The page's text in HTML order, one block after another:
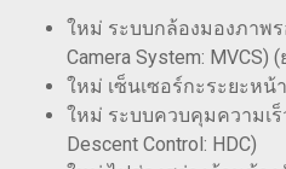
ใหม่ ระบบกล้องมองภาพ
Camera System: MVCS)
ใหม่ เซ็นเซอร์กะระยะหน้
ใหม่ ระบบควบคุมความเ
Descent Control: HDC)